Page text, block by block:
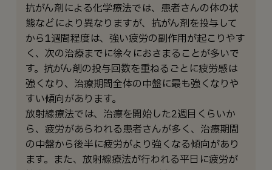
抗がん剤による化学療法では、患者さんの体の状
態などにより異なりますが、抗がん剤を投与して
から1週間程度は、強い疲労の副作用が起こりやす
く、次の治療までに徐々におさまることが多いで
す。抗がん剤の投与回数を重ねるごとに疲労感は
強くなり、治療期間全体の中盤に最も強くなりや
すい傾向があります。
放射線療法では、治療を開始した2週目くらいか
ら、疲労があらわれる患者さんが多く、治療期間
の中盤から後半に疲労がより強くなる傾向があり
ます。また、放射線療法が行われる平日に疲労が